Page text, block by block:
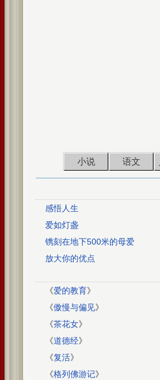
小说 语文
感悟人生
爱如灯盏
镌刻在地下500米的母爱
放大你的优点
《爱的教育》
《傲慢与偏见》
《茶花女》
《道德经》
《复活》
《格列佛游记》